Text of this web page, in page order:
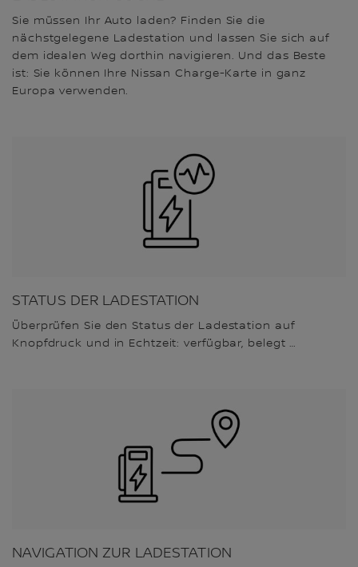
Sie müssen Ihr Auto laden? Finden Sie die
nächstgelegene Ladestation und lassen Sie sich auf
dem idealen Weg dorthin navigieren. Und das Beste
ist: Sie können Ihre Nissan Charge-Karte in ganz
Europa verwenden.
STATUS DER LADESTATION
Überprüfen Sie den Status der Ladestation auf
Knopfdruck und in Echtzeit: verfügbar, belegt …
NAVIGATION ZUR LADESTATION